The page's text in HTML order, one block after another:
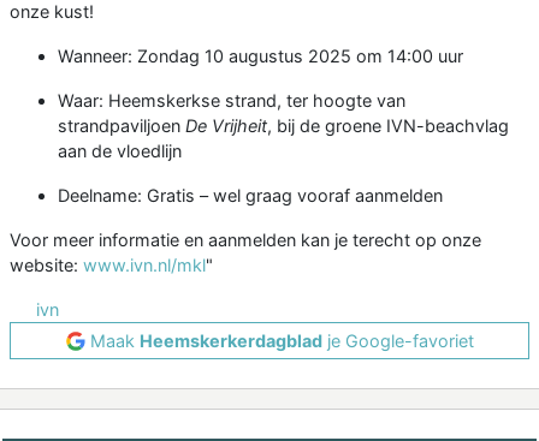
onze kust!
Wanneer: Zondag 10 augustus 2025 om 14:00 uur
Waar: Heemskerkse strand, ter hoogte van
strandpaviljoen De Vrijheit, bij de groene IVN-beachvlag
aan de vloedlijn
Deelname: Gratis – wel graag vooraf aanmelden
Voor meer informatie en aanmelden kan je terecht op onze
website: www.ivn.nl/mkl"
ivn
Maak Heemskerkerdagbladje Google-favoriet